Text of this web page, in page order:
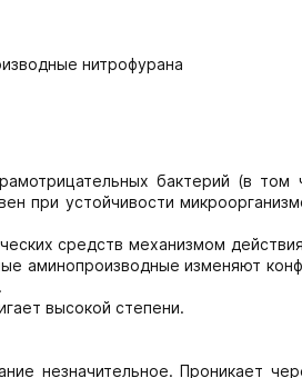
нитрофурана
бактерий (в том
при устойчивости
средств механизмом
аминопроизводные изменяют
высокой степени.
незначительное. Проникает